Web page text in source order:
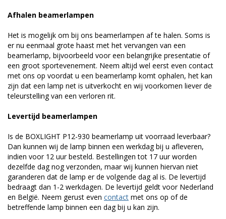
Afhalen beamerlampen
Het is mogelijk om bij ons beamerlampen af te halen. Soms is
er nu eenmaal grote haast met het vervangen van een
beamerlamp, bijvoorbeeld voor een belangrijke presentatie of
een groot sportevenement. Neem altijd wel eerst even contact
met ons op voordat u een beamerlamp komt ophalen, het kan
zijn dat een lamp net is uitverkocht en wij voorkomen liever de
teleurstelling van een verloren rit.
Levertijd beamerlampen
Is de BOXLIGHT P12-930 beamerlamp uit voorraad leverbaar?
Dan kunnen wij de lamp binnen een werkdag bij u afleveren,
indien voor 12 uur besteld. Bestellingen tot 17 uur worden
dezelfde dag nog verzonden, maar wij kunnen hiervan niet
garanderen dat de lamp er de volgende dag al is. De levertijd
bedraagt dan 1-2 werkdagen. De levertijd geldt voor Nederland
en België. Neem gerust even contact met ons op of de
betreffende lamp binnen een dag bij u kan zijn.